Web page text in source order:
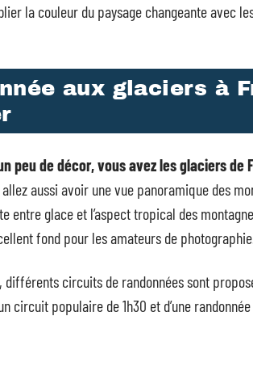
la couleur du paysage changeante avec
aux glaciers à
peu de décor, vous avez les glaciers de
aussi avoir une vue panoramique des
entre glace et l’aspect tropical des
fond pour les amateurs de photographie.
différents circuits de randonnées sont
circuit populaire de 1h30 et d’une